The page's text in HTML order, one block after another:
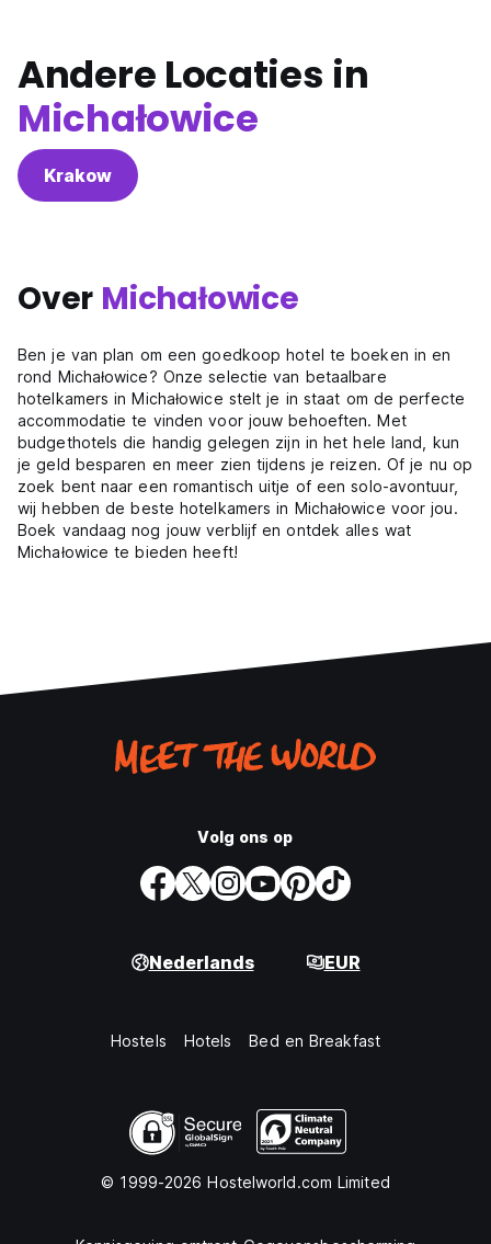
Andere Locaties in
Michałowice
Krakow
Over Michałowice
Ben je van plan om een goedkoop hotel te boeken in en
rond Michałowice? Onze selectie van betaalbare
hotelkamers in Michałowice stelt je in staat om de perfecte
accommodatie te vinden voor jouw behoeften. Met
budgethotels die handig gelegen zijn in het hele land, kun
je geld besparen en meer zien tijdens je reizen. Of je nu op
zoek bent naar een romantisch uitje of een solo-avontuur,
wij hebben de beste hotelkamers in Michałowice voor jou.
Boek vandaag nog jouw verblijf en ontdek alles wat
Michałowice te bieden heeft!
Volg ons op
Nederlands EUR
Hostels Hotels Bed en Breakfast
© 1999-2026 Hostelworld.com Limited